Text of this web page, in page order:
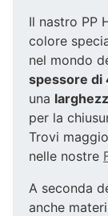
Il nastro PP
colore
nel mondo
spessore di
una
per la
Trovi
nelle nostre
A seconda
anche